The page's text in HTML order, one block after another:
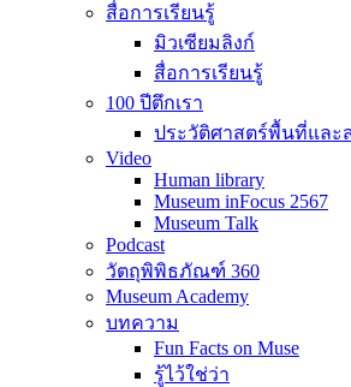
สื่อการเรียนรู้
มิวเซียมลิงก์
สื่อการเรียนรู้
100 ปีตึกเรา
ประวัติศาสตร์พื้นที่และ
Video
Human library
Museum inFocus 2567
Museum Talk
Podcast
วัตถุพิพิธภัณฑ์ 360
Museum Academy
บทความ
Fun Facts on Muse
รู้ไว้ใช่ว่า